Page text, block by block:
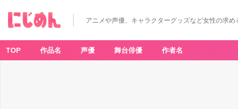
アニメや声優、キャラクターグッズなど女性の求
TOP 作品名 声優 舞台俳優 作者名